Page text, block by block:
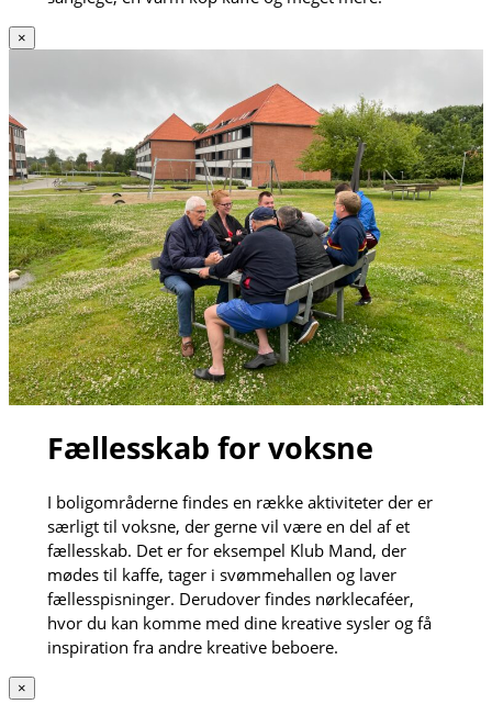
×
Fællesskab for voksne
I boligområderne findes en række aktiviteter der er
særligt til voksne, der gerne vil være en del af et
fællesskab. Det er for eksempel Klub Mand, der
mødes til kaffe, tager i svømmehallen og laver
fællesspisninger. Derudover findes nørklecaféer,
hvor du kan komme med dine kreative sysler og få
inspiration fra andre kreative beboere.
×